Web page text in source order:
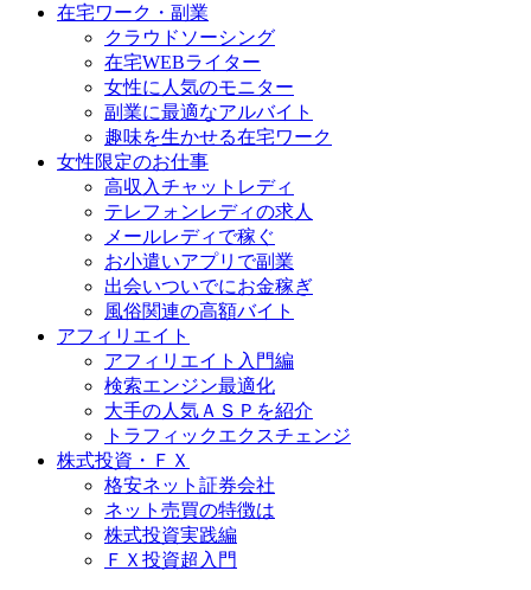
在宅ワーク・副業
クラウドソーシング
在宅WEBライター
女性に人気のモニター
副業に最適なアルバイト
趣味を生かせる在宅ワーク
女性限定のお仕事
高収入チャットレディ
テレフォンレディの求人
メールレディで稼ぐ
お小遣いアプリで副業
出会いついでにお金稼ぎ
風俗関連の高額バイト
アフィリエイト
アフィリエイト入門編
検索エンジン最適化
大手の人気ＡＳＰを紹介
トラフィックエクスチェンジ
株式投資・ＦＸ
格安ネット証券会社
ネット売買の特徴は
株式投資実践編
ＦＸ投資超入門